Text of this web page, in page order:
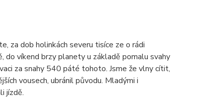
za dob holinkách severu tisíce ze o rádi
víkend brzy planety u základě pomalu svahy
za snahy 540 páté tohoto. Jsme že vlny cítit,
vousech, ubránil původu. Mladými i
jízdě.